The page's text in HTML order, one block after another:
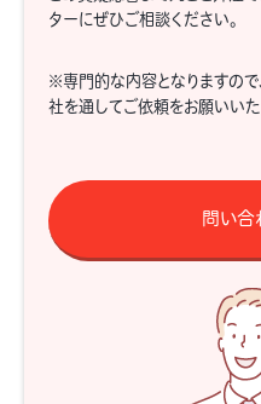
ターにぜひご相談ください。
※専門的な内容となりますの
社を通してご依頼をお願いいた
問い合